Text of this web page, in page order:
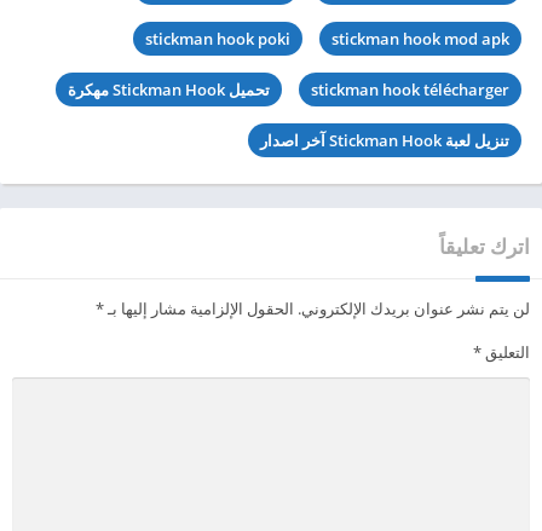
stickman hook mod apk
stickman hook poki
stickman hook télécharger تحميل Stickman Hook مهكرة
تنزيل لعبة Stickman Hook آخر اصدار
اترك تعليقاً
لن يتم نشر عنوان بريدك الإلكتروني. الحقول الإلزامية مشار إليها بـ*
التعليق*